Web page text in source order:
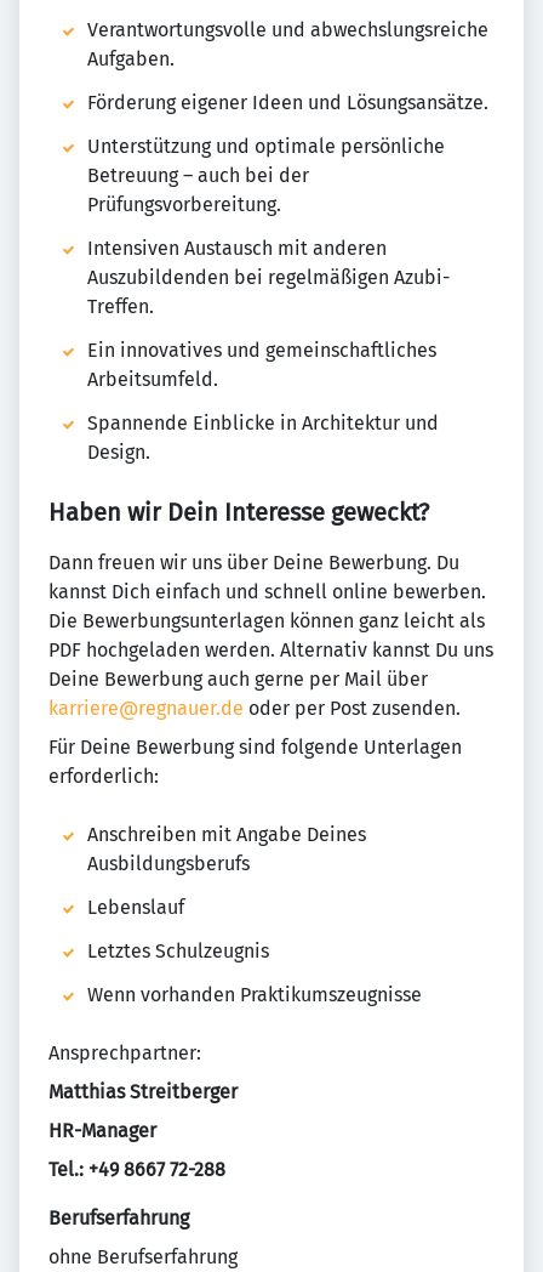
Verantwortungsvolle und abwechslungsreiche
Aufgaben.
Förderung eigener Ideen und Lösungsansätze.
Unterstützung und optimale persönliche
Betreuung – auch bei der
Prüfungsvorbereitung.
Intensiven Austausch mit anderen
Auszubildenden bei regelmäßigen Azubi-
Treffen.
Ein innovatives und gemeinschaftliches
Arbeitsumfeld.
Spannende Einblicke in Architektur und
Design.
Haben wir Dein Interesse geweckt?
Dann freuen wir uns über Deine Bewerbung. Du
kannst Dich einfach und schnell online bewerben.
Die Bewerbungsunterlagen können ganz leicht als
PDF hochgeladen werden. Alternativ kannst Du uns
Deine Bewerbung auch gerne per Mail über
karriere@regnauer.de oder per Post zusenden.
Für Deine Bewerbung sind folgende Unterlagen
erforderlich:
Anschreiben mit Angabe Deines
Ausbildungsberufs
Lebenslauf
Letztes Schulzeugnis
Wenn vorhanden Praktikumszeugnisse
Ansprechpartner:
Matthias Streitberger
HR-Manager
Tel.: +49 8667 72-288
Berufserfahrung
ohne Berufserfahrung